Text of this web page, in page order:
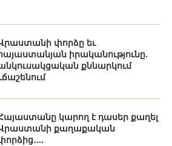
փորձը եւ
իրականությունը.
քննարկում
կարող է դասեր քաղել
քաղաքական